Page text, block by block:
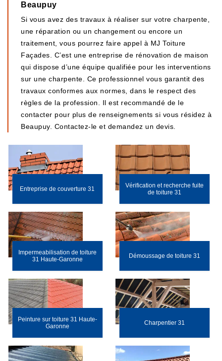
Beaupuy
Si vous avez des travaux à réaliser sur votre charpente,
une réparation ou un changement ou encore un
traitement, vous pourrez faire appel à MJ Toiture
Façades. C’est une entreprise de rénovation de maison
qui dispose d’une équipe qualifiée pour les interventions
sur une charpente. Ce professionnel vous garantit des
travaux conformes aux normes, dans le respect des
règles de la profession. Il est recommandé de le
contacter pour plus de renseignements si vous résidez à
Beaupuy. Contactez-le et demandez un devis.
Entreprise de couverture 31
Vérification et recherche fuite
de toiture 31
Impermeabilisation de toiture
31 Haute-Garonne
Démoussage de toiture 31
Peinture sur toiture 31 Haute-
Garonne
Charpentier 31